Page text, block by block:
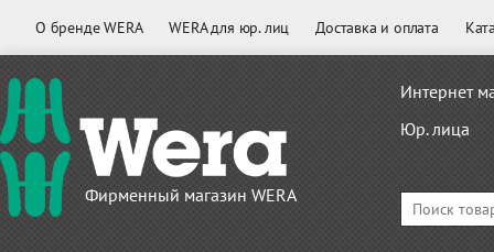
О бренде WERA WERA для юр. лиц Доставка и оплата
Фирменный магазин WERA
Интернет
Юр. лица